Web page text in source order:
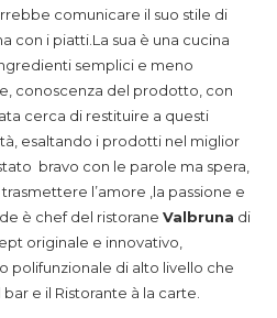
comunicare il suo stile di
con i piatti.La sua è una cucina
semplici e meno
conoscenza del prodotto, con
cerca di restituire a questi
esaltando i prodotti nel miglior
bravo con le parole ma spera,
l’amore ,la passione e
è chef del ristorane Valbruna di
originale e innovativo,
polifunzionale di alto livello che
e il Ristorante à la carte.